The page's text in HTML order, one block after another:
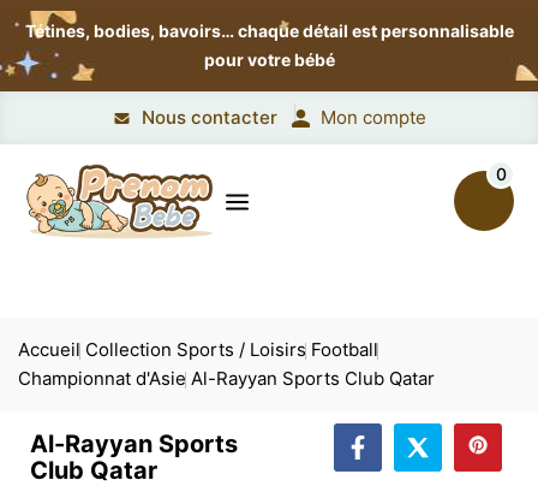
Tétines, bodies, bavoirs…chaque détail est personnalisable
pour votre bébé
Nous contacter Mon compte
0
Accueil Collection Sports / Loisirs Football
Championnat d'Asie Al-Rayyan Sports Club Qatar
Al-Rayyan Sports
Club Qatar